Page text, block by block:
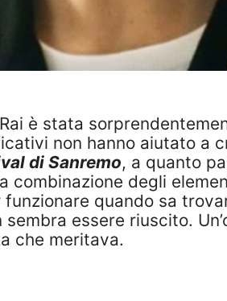
è stata
non hanno aiutato a
di Sanremo, a quanto
degli
quando sa
essere riuscito.
che meritava.